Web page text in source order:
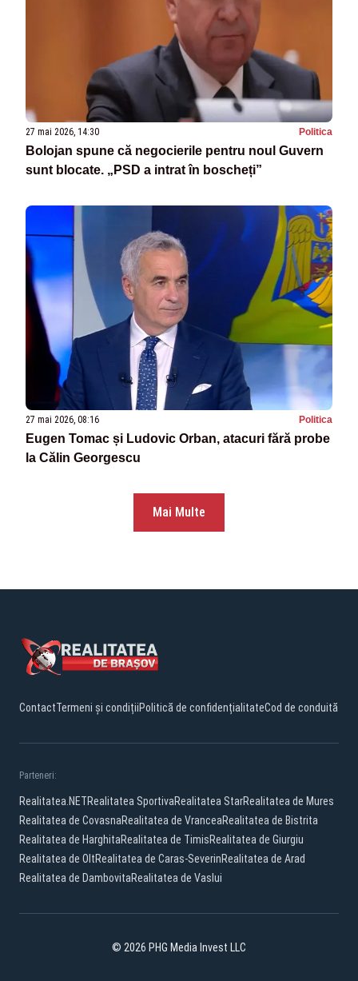
27 mai 2026, 14:30 Politica
Bolojan spune că negocierile pentru noul Guvern
sunt blocate. „PSD a intrat în boscheți”
27 mai 2026, 08:16 Politica
Eugen Tomac și Ludovic Orban, atacuri fără probe
la Călin Georgescu
Mai Multe
ContactTermeni și condițiiPolitică de confidențialitateCod de conduită
Parteneri:
Realitatea.NETRealitatea SportivaRealitatea StarRealitatea de Mures
Realitatea de CovasnaRealitatea de VranceaRealitatea de Bistrita
Realitatea de HarghitaRealitatea de TimisRealitatea de Giurgiu
Realitatea de OltRealitatea de Caras-SeverinRealitatea de Arad
Realitatea de DambovitaRealitatea de Vaslui
© 2026 PHG Media Invest LLC